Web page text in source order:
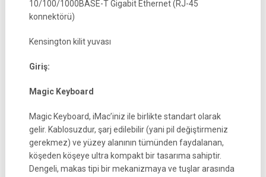
10/100/1000BASE-T Gigabit Ethernet (RJ-45
konnektörü)
Kensington kilit yuvası
Giriş:
Magic Keyboard
Magic Keyboard, iMac’iniz ile birlikte standart olarak
gelir. Kablosuzdur, şarj edilebilir (yani pil değiştirmeniz
gerekmez) ve yüzey alanının tümünden faydalanan,
köşeden köşeye ultra kompakt bir tasarıma sahiptir.
Dengeli, makas tipi bir mekanizmaya ve tuşlar arasında